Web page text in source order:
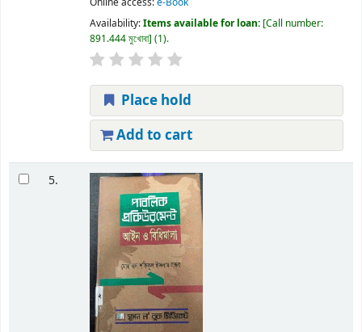
Availability:Items available for loan: Call number:
891.444 মুখোবা (1).
Place hold
Add to cart
5.